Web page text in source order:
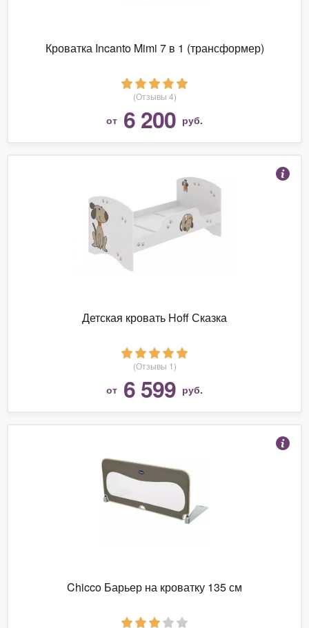
Кроватка Incanto Mimi 7 в 1 (трансформер)
(Отзывы 4)
от 6 200 руб.
Детская кровать Hoff Сказка
(Отзывы 1)
от 6 599 руб.
Chicco Барьер на кроватку 135 см